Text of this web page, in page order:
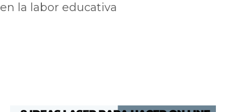
en la labor educativa